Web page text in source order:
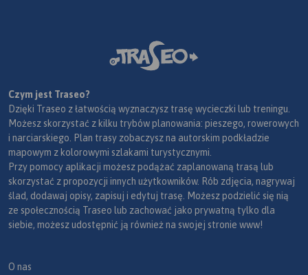
Czym jest Traseo?
Dzięki Traseo z łatwością wyznaczysz trasę wycieczki lub treningu.
Możesz skorzystać z kilku trybów planowania: pieszego, rowerowych
i narciarskiego. Plan trasy zobaczysz na autorskim podkładzie
mapowym z kolorowymi szlakami turystycznymi.
Przy pomocy aplikacji możesz podążać zaplanowaną trasą lub
skorzystać z propozycji innych użytkowników. Rób zdjęcia, nagrywaj
ślad, dodawaj opisy, zapisuj i edytuj trasę. Możesz podzielić się nią
ze społecznością Traseo lub zachować jako prywatną tylko dla
siebie, możesz udostępnić ją również na swojej stronie www!
O nas